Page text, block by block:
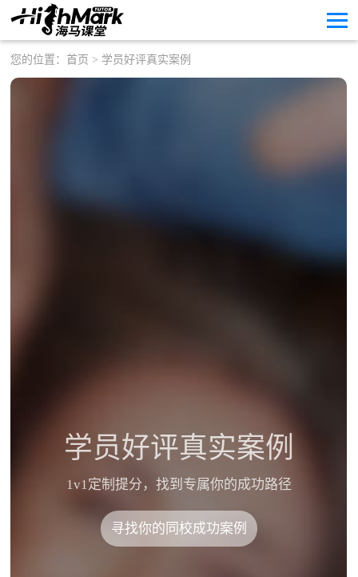
您的位置：首页 > 学员好评真实案例
学员好评真实案例
1v1定制提分，找到专属你的成功路径
寻找你的同校成功案例